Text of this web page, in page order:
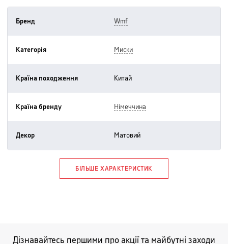
Бренд wmf
Категорія миски
Країна походження китай
Країна бренду німеччина
Декор матовий
БІЛЬШЕ ХАРАКТЕРИСТИК
Дізнавайтесь першими про акції та майбутні заходи